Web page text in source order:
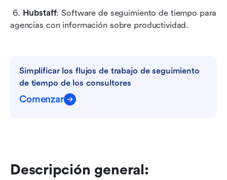
6. Hubstaff: Software de seguimiento de tiempo para
agencias con información sobre productividad.
Simplificar los flujos de trabajo de seguimiento
de tiempo de los consultores
Comenzar
Descripción general: